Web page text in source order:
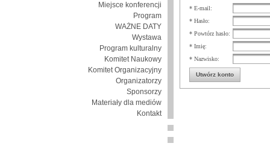
Miejsce konferencji
Program
WAŻNE DATY
Wystawa
Program kulturalny
Komitet Naukowy
Komitet Organizacyjny
Organizatorzy
Sponsorzy
Materiały dla mediów
Kontakt
* E-mail:
* Hasło:
* Powtórz hasło:
* Imię:
* Nazwisko:
Utwórz konto